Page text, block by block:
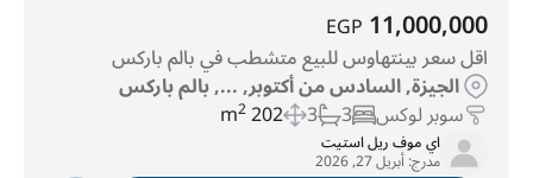
11,000,000
EGP
اقل سعر بينتهاوس للبيع متشطب في بالم باركس
الجيزة, السادس من أكتوبر, ..., بالم باركس
سوبر لوكس 3
3
202 m
2
اي موف ريل استيت
مدرج:أبريل 27, 2026